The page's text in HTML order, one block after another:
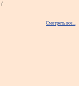
/
Смотреть все...